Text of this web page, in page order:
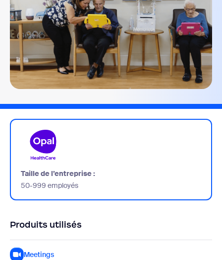
Taille de l’entreprise :
50-999 employés
Produits utilisés
Meetings